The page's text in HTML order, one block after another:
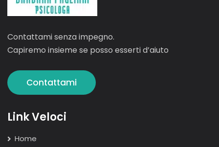
Contattami senza impegno.
Capiremo insieme se posso esserti d’aiuto
Contattami
Link Veloci
Home